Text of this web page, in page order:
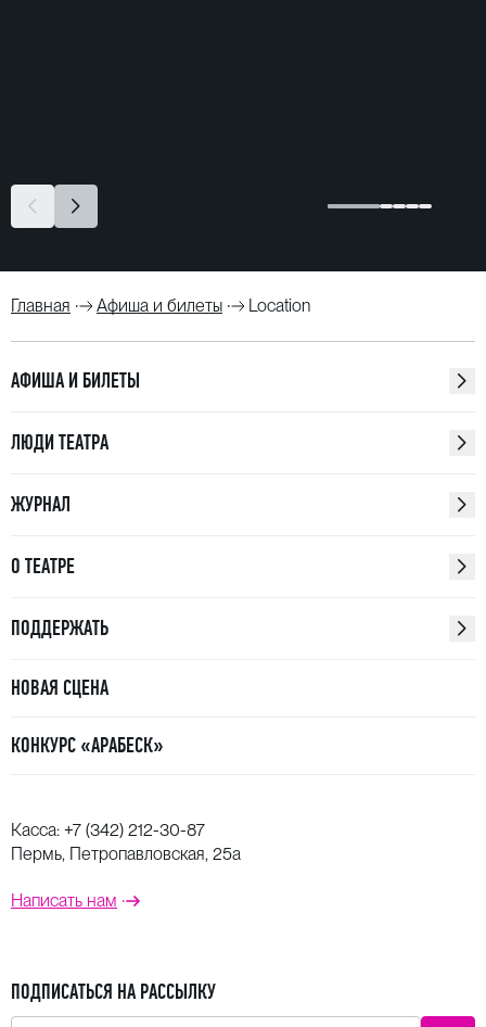
Главная Афиша и билеты Location
АФИША И БИЛЕТЫ
ЛЮДИ ТЕАТРА
ЖУРНАЛ
О ТЕАТРЕ
ПОДДЕРЖАТЬ
НОВАЯ СЦЕНА
КОНКУРС «АРАБЕСК»
Касса: +7 (342) 212-30-87
Пермь, Петропавловская, 25а
Написать нам
ПОДПИСАТЬСЯ НА РАССЫЛКУ